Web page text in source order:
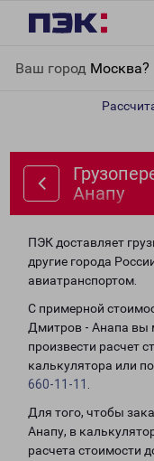
Ваш город Москва?
Анапу
ПЭК доставляет
другие города
авиатранспортом.
С примерной
Дмитров - Анапа вы
произвести расчет
калькулятора или
660-11-11
Для того, чтобы
Анапу, в
расчета стоимости